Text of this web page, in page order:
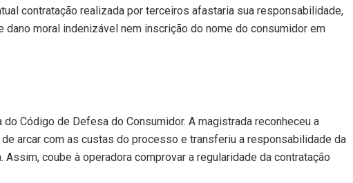
contratação realizada por terceiros afastaria sua responsabilidade,
dano moral indenizável nem inscrição do nome do consumidor em
Código de Defesa do Consumidor. A magistrada reconheceu a
arcar com as custas do processo e transferiu a responsabilidade da
coube à operadora comprovar a regularidade da contratação